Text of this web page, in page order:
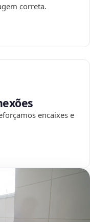
correta.
encaixes e